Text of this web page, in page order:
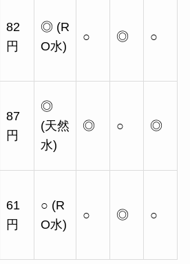
82
円
◎ (R
O水)
○ ◎ ○
87
円
◎
(天然
水)
◎ ○ ◎
61
円
○ (R
O水)
○ ◎ ○